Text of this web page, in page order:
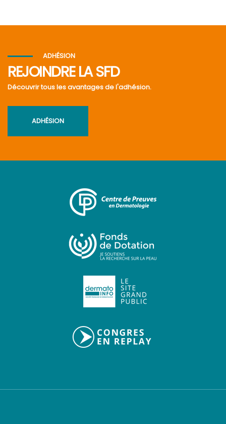
ADHÉSION
REJOINDRE LA SFD
Découvrir tous les avantages de l'adhésion.
ADHÉSION